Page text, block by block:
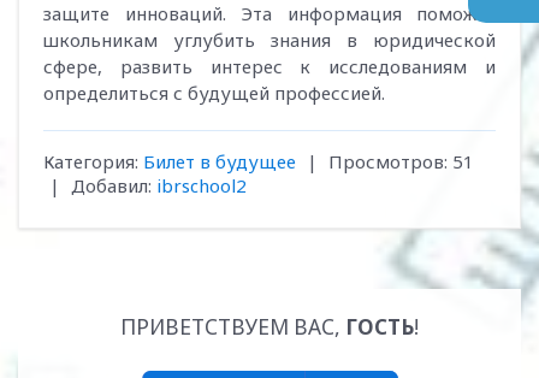
защите инноваций. Эта информация поможет
школьникам углубить знания в юридической
сфере, развить интерес к исследованиям и
определиться с будущей профессией.
Категория: Билет в будущее | Просмотров: 51
|
Добавил: ibrschool2
ПРИВЕТСТВУЕМ ВАС, ГОСТЬ!